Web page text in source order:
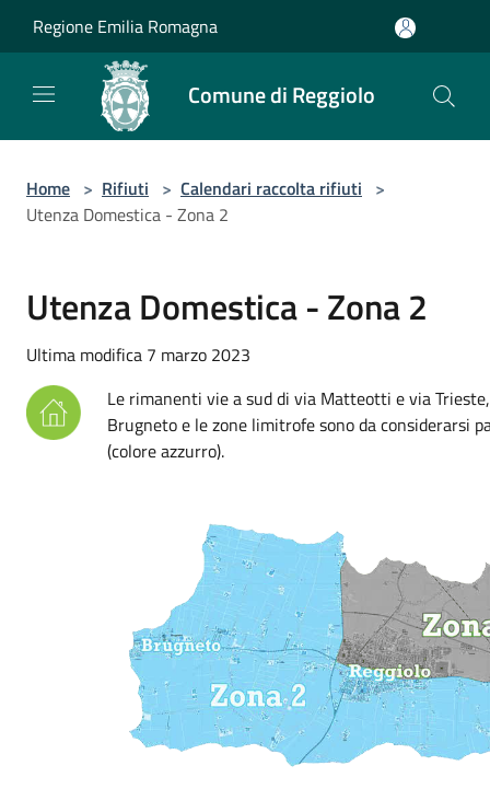
Regione Emilia Romagna
Comune di Reggiolo
Home > Rifiuti > Calendari raccolta rifiuti >
Utenza Domestica - Zona 2
Utenza Domestica - Zona 2
Ultima modifica 7 marzo 2023
Le rimanenti vie a sud di via Matteotti e via
Brugneto e le zone limitrofe sono da considerarsi
(colore azzurro).